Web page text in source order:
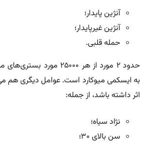
آنژین پایدار؛
آنژین غیرپایدار؛
حمله قلبی.
حدود ۲ مورد از هر ۲۵۰۰۰
به ایسکمی میوکارد است. عوامل دیگری هم
اثر داشته باشد، از جمله:
نژاد سیاه؛
سن بالای ۳۰؛